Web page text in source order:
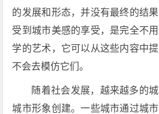
的发展和形态，并没有最终的结
受到城市美感的享受，是完全不
学的艺术，它可以从这些内容中
不会去模仿它们。
随着社会发展，越来越多的
城市形象创建。一些城市通过城